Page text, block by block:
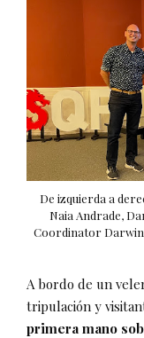
De izquierda a
Naia Andrade,
Coordinator
A bordo de un
tripulación y
primera mano